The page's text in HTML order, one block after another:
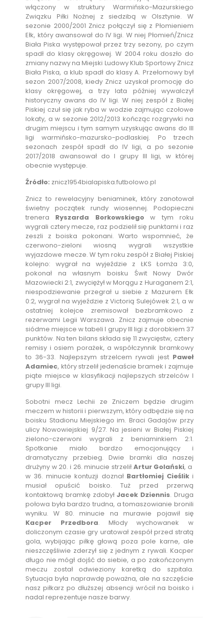
włączony w struktury Warmińsko-Mazurskiego
Związku Piłki Nożnej z siedzibą w Olsztynie. W
sezonie 2000/2001 Znicz połączył się z Płomieniem
Ełk, który awansował do IV ligi. W niej Płomień/Znicz
Biała Piska występował przez trzy sezony, po czym
spadł do klasy okręgowej. W 2004 roku doszło do
zmiany nazwy na Miejski Ludowy Klub Sportowy Znicz
Biała Piska, a klub spadł do klasy A. Przełomowy był
sezon 2007/2008, kiedy Znicz uzyskał promocję do
klasy okręgowej, a trzy lata później wywalczył
historyczny awans do IV ligi. W niej zespół z Białej
Piskiej czuł się jak ryba w wodzie zajmując czołowe
lokaty, a w sezonie 2012/2013 kończąc rozgrywki na
drugim miejscu i tym samym uzyskując awans do III
ligi warmińsko-mazursko-podlaskiej. Po trzech
sezonach zespół spadł do IV ligi, a po sezonie
2017/2018 awansował do I grupy III ligi, w której
obecnie występuje.
Źródło: znicz1954bialapiska.futbolowo.pl
Znicz to rewelacyjny beniaminek, który zanotował
świetny początek rundy wiosennej. Podopieczni
trenera Ryszarda Borkowskiegow tym roku
wygrali cztery mecze, raz podzielił się punktami i raz
zeszli z boiska pokonani. Warto wspomnieć, że
czerwono-zieloni wiosną wygrali wszystkie
wyjazdowe mecze. W tym roku zespół z Białej Piskiej
kolejno: wygrał na wyjeździe z ŁKS Łomża 3:0,
pokonał na własnym boisku Świt Nowy Dwór
Mazowiecki 2:1, zwyciężył w Morągu z Huraganem 2:1,
niespodziewanie przegrał u siebie z Mazurem Ełk
0:2, wygrał na wyjeździe z Victorią Sulejówek 2:1, a w
ostatniej kolejce zremisował bezbramkowo z
rezerwami Legii Warszawa. Znicz zajmuje obecnie
siódme miejsce w tabeli I grupy III ligi z dorobkiem 37
punktów. Na ten bilans składa się 11 zwycięstw, cztery
remisy i osiem porażek, a współczynnik bramkowy
to 36-33. Najlepszym strzelcem rywali jest Paweł
Adamiec, który strzelił jedenaście bramek i zajmuje
piąte miejsce w klasyfikacji najlepszych strzelców I
grupy III ligi.
Sobotni mecz Lechii ze Zniczem będzie drugim
meczem w historii i pierwszym, który odbędzie się na
boisku Stadionu Miejskiego im. Braci Gadajów przy
ulicy Nowowiejskiej 9/27. Na jesieni w Białej Piskiej
zielono-czerwoni wygrali z beniaminkiem 2:1.
Spotkanie miało bardzo emocjonujący i
dramatyczny przebieg. Dwie bramki dla naszej
drużyny w 20. i 26. minucie strzelił Artur Golański, a
w 36. minucie kontuzji doznał Bartłomiej Cieśliki
musiał opuścić boisko. Tuż przed przerwą
kontaktową bramkę zdobył Jacek Dziennis. Druga
połowa była bardzo trudna, a tomaszowianie bronili
wyniku. W 80. minucie na murawie pojawił się
Kacper Przedbora. Młody wychowanek w
doliczonym czasie gry uratował zespół przed stratą
gola, wybijając piłkę głową poza pole karne, ale
nieszczęśliwie zderzył się z jednym z rywali. Kacper
długo nie mógł dojść do siebie, a po zakończonym
meczu został odwieziony karetką do szpitala.
Sytuacja była naprawdę poważna, ale na szczęście
nasz piłkarz po dłuższej absencji wrócił na boisko i
nadal reprezentuje nasze barwy.